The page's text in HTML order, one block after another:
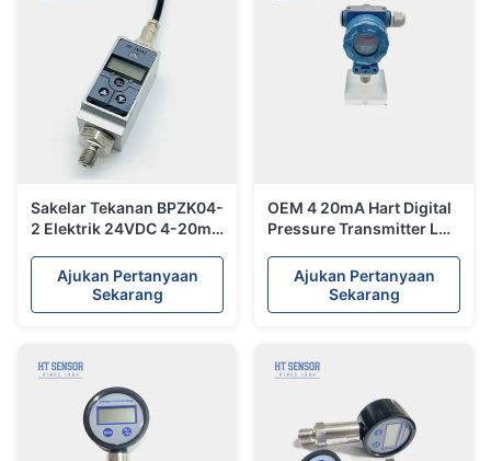
Sakelar Tekanan BPZK04-
2 Elektrik 24VDC 4-20mA
Tampilan LCD Sakelar
Tekanan Elektronik
Ajukan Pertanyaan
Sekarang
OEM 4 20mA Hart Digital
Pressure Transmitter LCD
Ajukan Pertanyaan
Sekarang